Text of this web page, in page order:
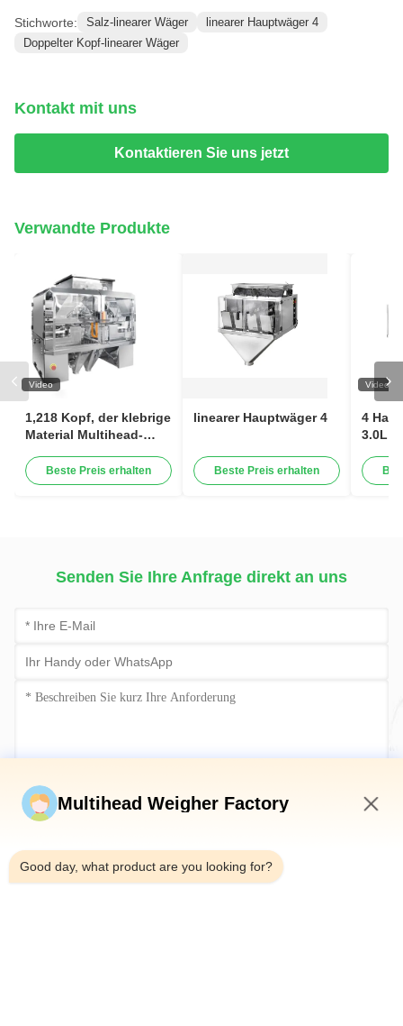
Stichworte: Salz-linearer Wäger
linearer Hauptwäger 4
Doppelter Kopf-linearer Wäger
Kontakt mit uns
Kontaktieren Sie uns jetzt
Verwandte Produkte
Video
1,218 Kopf, der klebrige
Material Multihead-
Beste Preis erhalten
linearer Hauptwäger 4
Beste Preis erhalten
Video
4
3.0L
Senden Sie Ihre Anfrage direkt an uns
Jetzt einreichen
Multihead Weigher Factory
Good day, what product are you looking for?